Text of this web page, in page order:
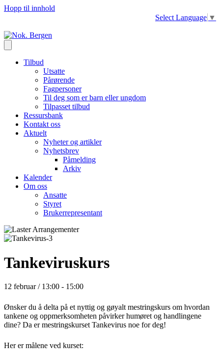
Hopp til innhold
Select Language ▼
Tilbud
Utsatte
Pårørende
Fagpersoner
Til deg som er barn eller ungdom
Tilpasset tilbud
Ressursbank
Kontakt oss
Aktuelt
Nyheter og artikler
Nyhetsbrev
Påmelding
Arkiv
Kalender
Om oss
Ansatte
Styret
Brukerrepresentant
Tankeviruskurs
12 februar / 13:00 - 15:00
Ønsker du å delta på et nyttig og gøyalt mestringskurs om hvordan
tankene og oppmerksomheten påvirker humøret og handlingene
dine? Da er mestringskurset Tankevirus noe for deg!
Her er målene ved kurset: